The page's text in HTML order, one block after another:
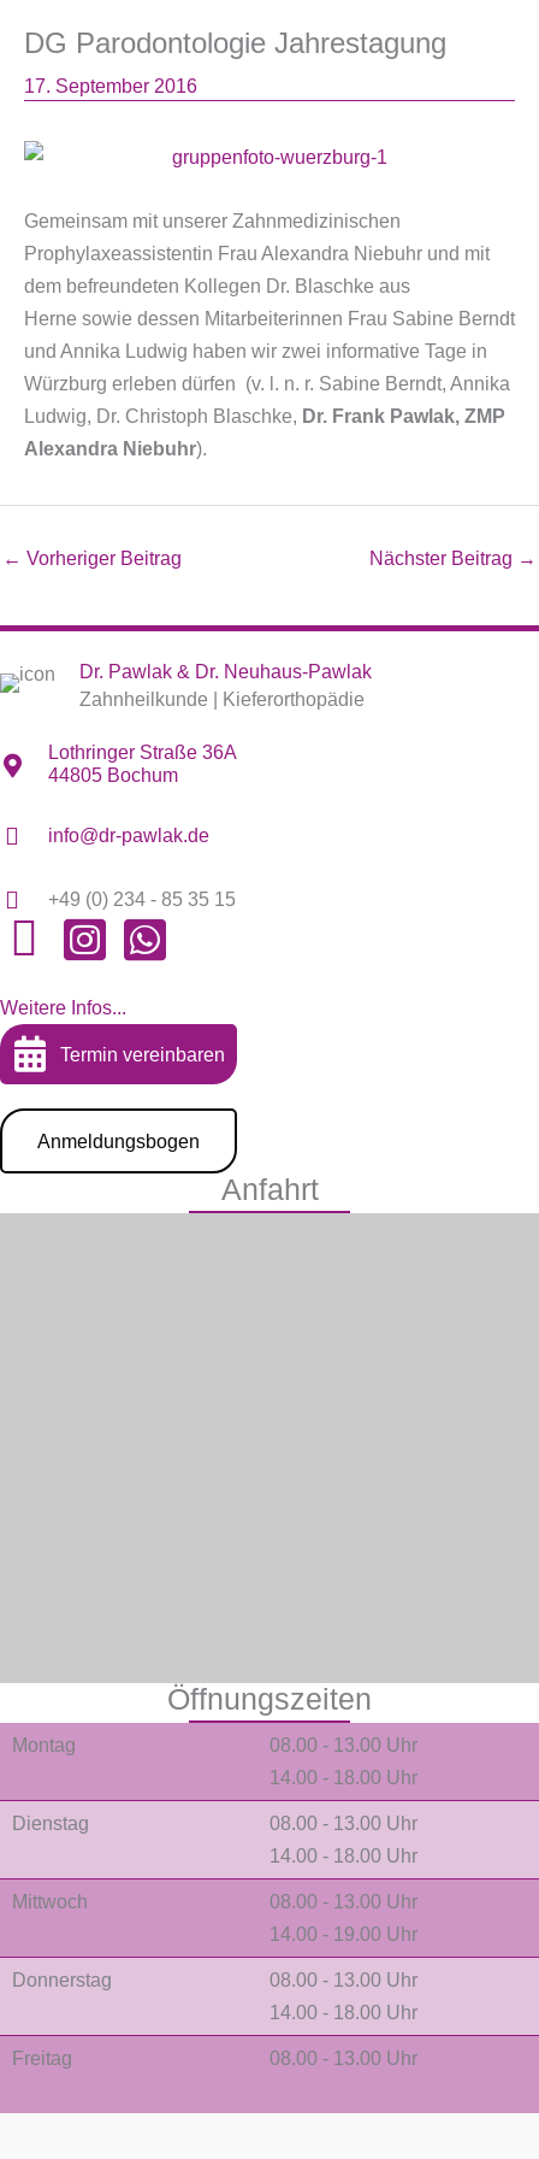
DG Parodontologie Jahrestagung
17. September 2016
Gemeinsam mit unserer Zahnmedizinischen
Prophylaxeassistentin Frau Alexandra Niebuhr und mit
dem befreundeten Kollegen Dr. Blaschke aus
Herne sowie dessen Mitarbeiterinnen Frau Sabine Berndt
und Annika Ludwig haben wir zwei informative Tage in
Würzburg erleben dürfen (v. l. n. r. Sabine Berndt, Annika
Ludwig, Dr. Christoph Blaschke, Dr. Frank Pawlak, ZMP
Alexandra Niebuhr).
← Vorheriger Beitrag Nächster Beitrag →
Dr. Pawlak & Dr. Neuhaus-Pawlak
Zahnheilkunde | Kieferorthopädie
Lothringer Straße 36A
44805 Bochum
info@dr-pawlak.de
+49 (0) 234 - 85 35 15
Weitere Infos...
Termin vereinbaren
Anmeldungsbogen
Anfahrt
Öffnungszeiten
Montag
08.00 - 13.00 Uhr
14.00 - 18.00 Uhr
Dienstag
08.00 - 13.00 Uhr
14.00 - 18.00 Uhr
Mittwoch
08.00 - 13.00 Uhr
14.00 - 19.00 Uhr
Donnerstag
08.00 - 13.00 Uhr
14.00 - 18.00 Uhr
Freitag 08.00 - 13.00 Uhr